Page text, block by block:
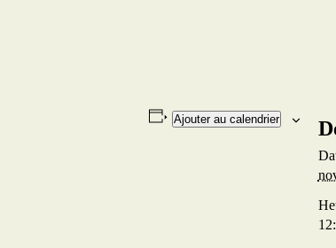
Ajouter au calendrier